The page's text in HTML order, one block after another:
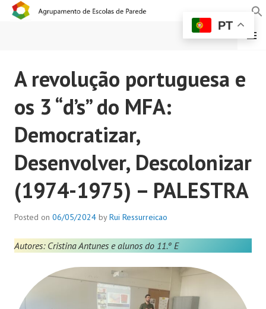
AGRUPAMENTO DE
ESCOLAS DE PAREDE
MENU
A revolução portuguesa e
os 3 “d’s” do MFA:
Democratizar,
Desenvolver, Descolonizar
(1974-1975) – PALESTRA
Posted on 06/05/2024 byRui Ressurreicao
Autores: Cristina Antunes e alunos do 11.º E
PT